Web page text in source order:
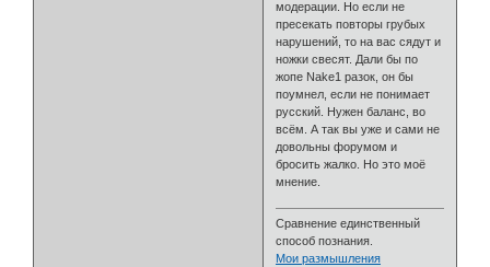
модерации. Но если не
пресекать повторы грубых
нарушений, то на вас сядут и
ножки свесят. Дали бы по
жопе Nake1 разок, он бы
поумнел, если не понимает
русский. Нужен баланс, во
всём. А так вы уже и сами не
довольны форумом и
бросить жалко. Но это моё
мнение.
Сравнение единственный
способ познания.
Мои размышления